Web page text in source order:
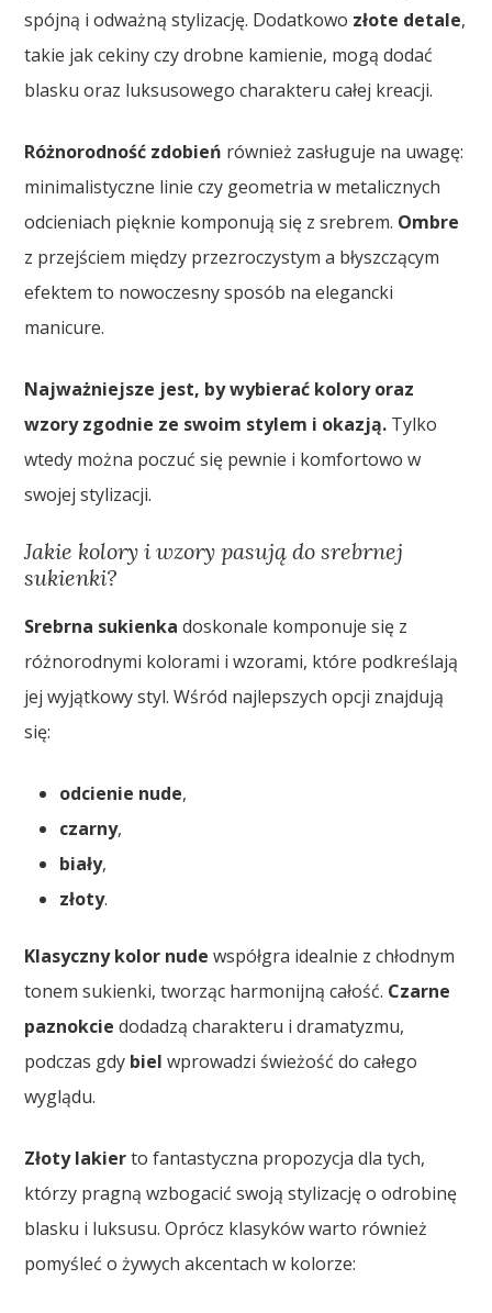
spójną i odważną stylizację. Dodatkowo złote detale,
takie jak cekiny czy drobne kamienie, mogą dodać
blasku oraz luksusowego charakteru całej kreacji.
Różnorodność zdobień również zasługuje na uwagę:
minimalistyczne linie czy geometria w metalicznych
odcieniach pięknie komponują się z srebrem. Ombre
z przejściem między przezroczystym a błyszczącym
efektem to nowoczesny sposób na elegancki
manicure.
Najważniejsze jest, by wybierać kolory oraz
wzory zgodnie ze swoim stylem i okazją. Tylko
wtedy można poczuć się pewnie i komfortowo w
swojej stylizacji.
Jakie kolory i wzory pasują do srebrnej
sukienki?
Srebrna sukienka doskonale komponuje się z
różnorodnymi kolorami i wzorami, które podkreślają
jej wyjątkowy styl. Wśród najlepszych opcji znajdują
się:
odcienie nude,
czarny,
biały,
złoty.
Klasyczny kolor nude współgra idealnie z chłodnym
tonem sukienki, tworząc harmonijną całość. Czarne
paznokcie dodadzą charakteru i dramatyzmu,
podczas gdy biel wprowadzi świeżość do całego
wyglądu.
Złoty lakierto fantastyczna propozycja dla tych,
którzy pragną wzbogacić swoją stylizację o odrobinę
blasku i luksusu. Oprócz klasyków warto również
pomyśleć o żywych akcentach w kolorze: